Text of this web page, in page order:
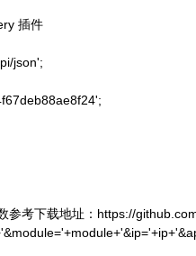
插件
json';
参考下载地址：https://